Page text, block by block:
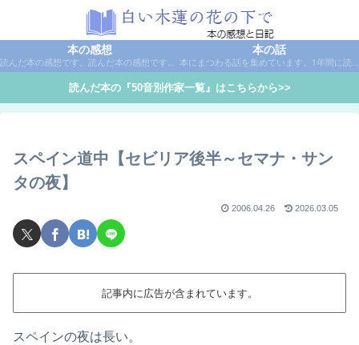
本の感想
読んだ本の感想です。読んだ本の感想です。本は作家名で50音別に分類しています。
本の話
本にまつわる話を集めています。1年間に読んだ本の総括や、本に関する話題など。
読んだ本の『50音別作家一覧』はこちらから>>
スペイン道中【セビリア後半～セマナ・サン
タの夜】
2006.04.26 2026.03.05
記事内に広告が含まれています。
スペインの夜は長い。